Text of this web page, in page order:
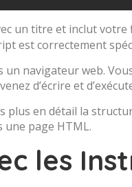
un titre et inclut
est correctement
navigateur web.
d’écrire et
en détail la
une page HTML.
les